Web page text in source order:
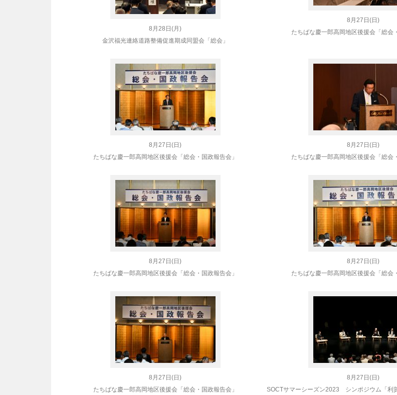
8月28日(月)
金沢福光連絡道路整備促進期成同盟会「総会」
8月27日(日)
たちばな慶一郎高岡地区後援会「総会
8月27日(日)
たちばな慶一郎高岡地区後援会「総会・国政報告会」
8月27日(日)
たちばな慶一郎高岡地区後援会「総会
8月27日(日)
たちばな慶一郎高岡地区後援会「総会・国政報告会」
8月27日(日)
たちばな慶一郎高岡地区後援会「総会
8月27日(日)
たちばな慶一郎高岡地区後援会「総会・国政報告会」
8月27日(日)
SOCTサマーシーズン2023 シンポジウム「利